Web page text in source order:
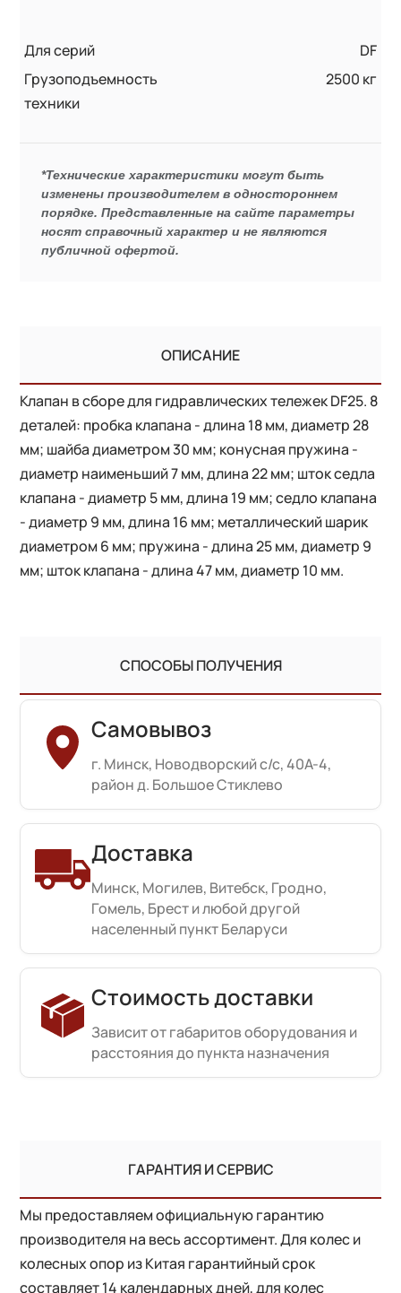
Для серий
DF
Грузоподъемность
техники
2500 кг
*Технические характеристики могут быть
изменены производителем в одностороннем
порядке. Представленные на сайте параметры
носят справочный характер и не являются
публичной офертой.
ОПИСАНИЕ
Клапан в сборе для гидравлических тележек DF25. 8
деталей: пробка клапана - длина 18 мм, диаметр 28
мм; шайба диаметром 30 мм; конусная пружина -
диаметр наименьший 7 мм, длина 22 мм; шток седла
клапана - диаметр 5 мм, длина 19 мм; седло клапана
- диаметр 9 мм, длина 16 мм; металлический шарик
диаметром 6 мм; пружина - длина 25 мм, диаметр 9
мм; шток клапана - длина 47 мм, диаметр 10 мм.
СПОСОБЫ ПОЛУЧЕНИЯ
Самовывоз
г. Минск, Новодворский с/с, 40А-4,
район д. Большое Стиклево
Доставка
Минск, Могилев, Витебск, Гродно,
Гомель, Брест и любой другой
населенный пункт Беларуси
Стоимость доставки
Зависит от габаритов оборудования и
расстояния до пункта назначения
ГАРАНТИЯ И СЕРВИС
Мы предоставляем официальную гарантию
производителя на весь ассортимент. Для колес и
колесных опор из Китая гарантийный срок
составляет 14 календарных дней, для колес